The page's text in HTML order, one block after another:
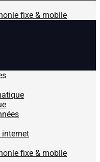
fixe & mobile
internet
fixe & mobile